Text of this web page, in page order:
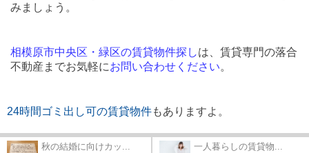
みましょう。
相模原市中央区・ 緑区の賃貸物件探 しは、賃貸専門の落合
不動産までお気軽にお問い合わせください。
24時間 ゴミ出 し可の賃貸物件もありますよ。
秋の結婚に向けカッ... 一人暮らしの賃貸物...